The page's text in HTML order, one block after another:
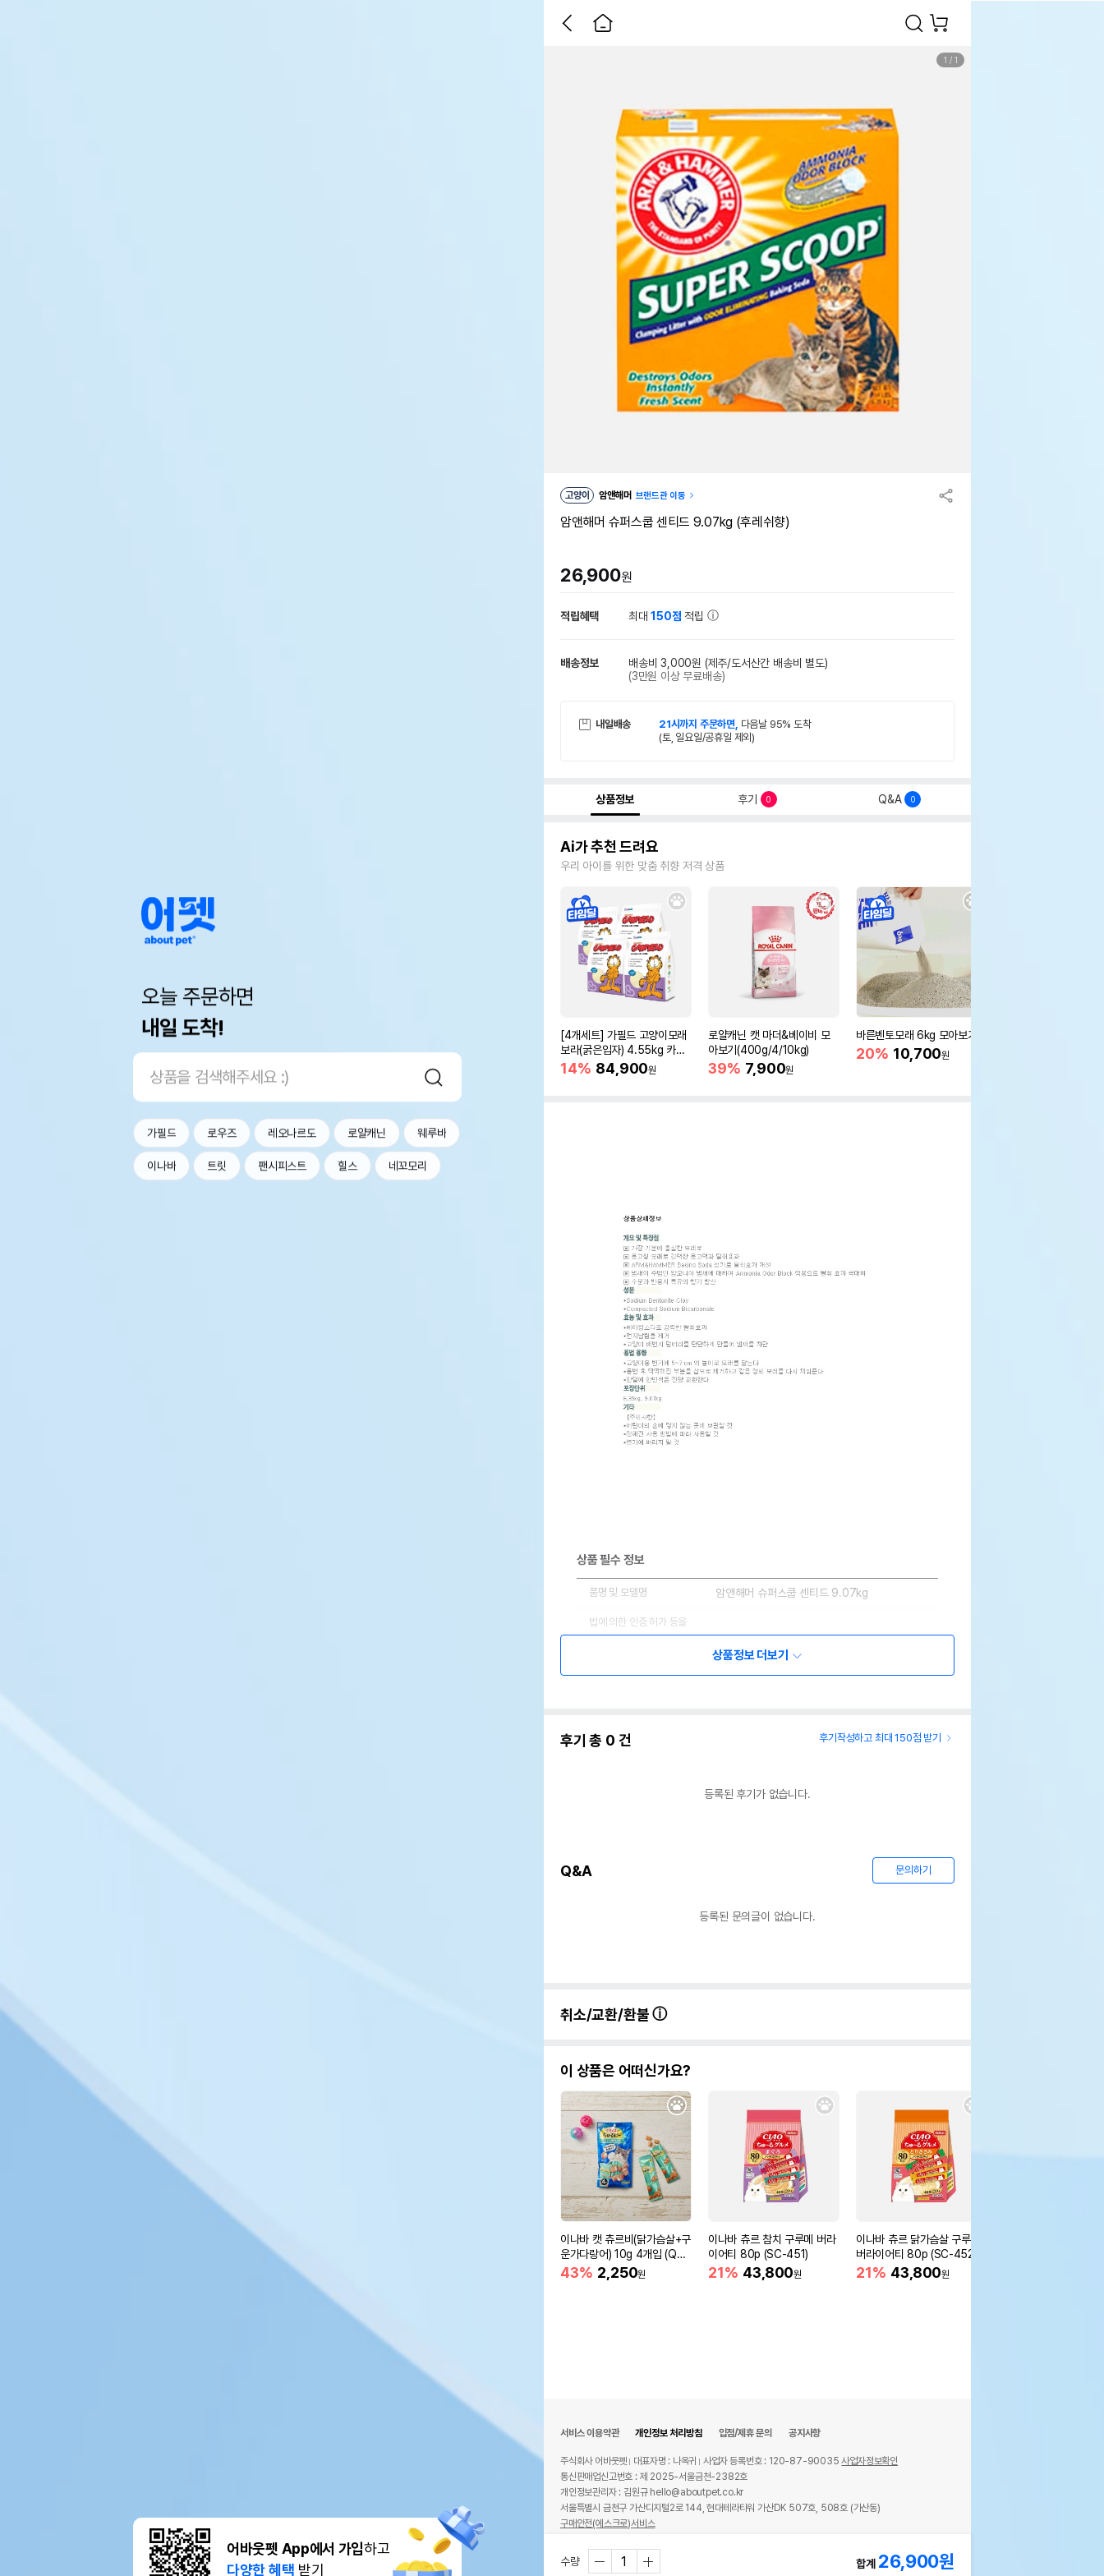
오늘 주문하면
내일 도착!
가필드 로우즈 레오나르도 로얄캐닌 웨루바
이나바 트릿 팬시피스트 힐스 네꼬모리
어바웃펫 App에서 가입하고
다양한 혜택 받기
1 / 1
고양이 암앤해머 브랜드관 이동
암앤해머 슈퍼스쿱 센티드 9.07kg (후레쉬향)
26,900원
적립혜택 최대150점 적립
배송정보 배송비 3,000원 (제주/도서산간 배송비 별도)
(3만원 이상 무료배송)
내일배송 21시까지 주문하면, 다음날 95% 도착
(토, 일요일/공휴일 제외)
상품정보 후기 0 Q&A 0
Ai가 추천 드려요
우리 아이를 위한 맞춤 취향 저격 상품
[4개세트] 가필드 고양이모래
보라(굵은입자) 4.55kg 카사
바모래
14% 84,900원
로얄캐닌 캣 마더&베이비 모
아보기(400g/4/10kg)
39% 7,900원
바른벤토모래 6kg 모아보기
20% 10,700원
상품 필수 정보
품명 및 모델명 암앤해머 슈퍼스쿱 센티드 9.07kg
법에 의한 인증,허가 등을
받았음을 확인할수 있는 경우
상세페이지 참조
유통기한이 최소 2026.12.04이거나 그 이후인
상품정보 더보기
후기 총 0 건 후기작성하고 최대 150점 받기
등록된 후기가 없습니다.
Q&A 문의하기
등록된 문의글이 없습니다.
취소/교환/환불
이 상품은 어떠신가요?
이나바 캣 츄르비(닭가슴살+구
운가다랑어) 10g 4개입 (QS
C-273)
43% 2,250원
이나바 츄르 참치 구루메 버라
이어티 80p (SC-451)
21% 43,800원
이나바 츄르 닭가슴살 구루메
버라이어티 80p (SC-452)
21% 43,800원
수량 합계 26,900원
서비스 이용약관 개인정보 처리방침 입점/제휴 문의 공지사항
주식회사 어바웃펫 대표자명 : 나옥귀 사업자 등록번호 : 120-87-90035사업자정보확인
통신판매업신고번호 : 제 2025-서울금천-2382호
개인정보관리자 : 김원규 hello@aboutpet.co.kr
서울특별시 금천구 가산디지털2로 144, 현대테라타워 가산DK 507호, 508호 (가산동)
구매안전(에스크로)서비스